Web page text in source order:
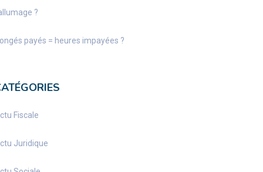
?
payés = heures impayées ?
Fiscale
Juridique